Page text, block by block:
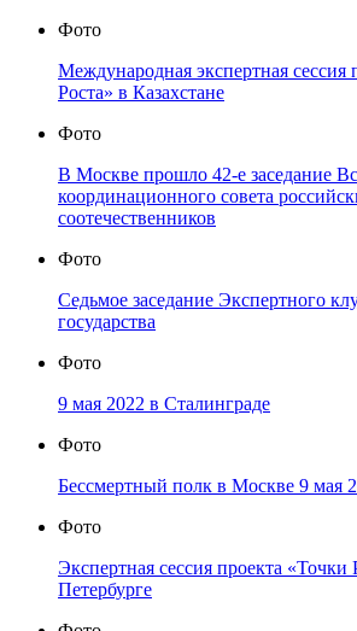
Фото
Международная экспертная сессия
Роста» в Казахстане
Фото
В Москве прошло 42-е заседание
координационного совета
соотечественников
Фото
Седьмое заседание Экспертного
государства
Фото
9 мая 2022 в Сталинграде
Фото
Бессмертный полк в Москве 9 мая
Фото
Экспертная сессия проекта «Точки
Петербурге